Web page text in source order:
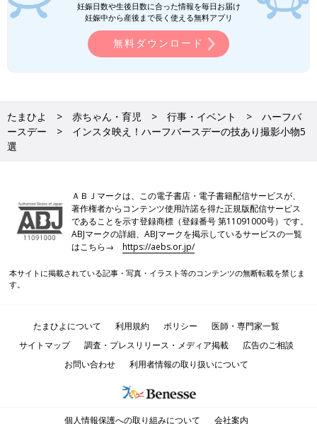
妊娠日数や生後日数に合った情報を毎日お届け
妊娠中から産後まで長く使える無料アプリ
無料ダウンロード
たまひよ 赤ちゃん・育児 行事・イベント
ハーフバ
ースデー
インスタ映え！ハーフバースデーの技あり撮影小物5
選
ＡＢＪマークは、この電子書店・電子書籍配信サービスが、
著作権者からコンテンツ使用許諾を得た正規版配信サービス
であることを示す登録商標（登録番号 第11091000号）です。
ABJマークの詳細、ABJマークを掲示しているサービスの一覧
はこちら→https://aebs.or.jp/
本サイトに掲載されている記事・写真・イラスト等のコンテンツの無断転載を禁じま
す。
たまひよについて 利用規約 ポリシー
医師・専門家一覧
サイトマップ
調査・プレスリリース・メディア掲載
広告のご相談
お問い合わせ
利用者情報の取り扱いについて
個人情報保護への取り組みについて 会社案内